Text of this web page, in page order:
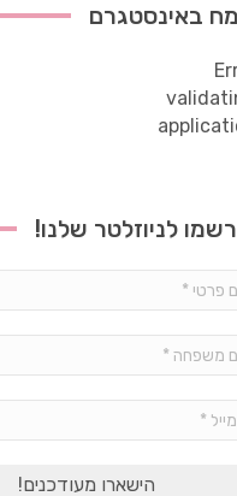
באינסטגרם
לניוזלטר שלנו!